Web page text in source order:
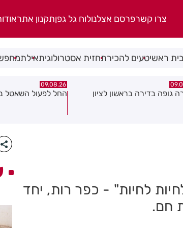
צרו קשרפרסם אצלנולוח גל גפןתקנון אתר
ראשיטעים להכירתחזית אסטרולוגיתאילת
השאטל במרכז חולון
09.08.26
גופת גבר אותרה
לחיות" - כפר רות, יחד
חם.